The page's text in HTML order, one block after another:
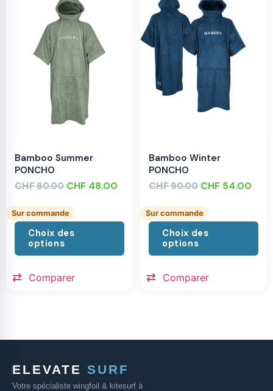
Bamboo Summer
PONCHO
CHF80.00 CHF 48.00
Sur commande
Choix des
options
Comparer
Bamboo Winter
PONCHO
CHF90.00 CHF 54.00
Sur commande
Choix des
options
Comparer
ELEVATE SURF
Votre spécialiste wingfoil & kitesurf à